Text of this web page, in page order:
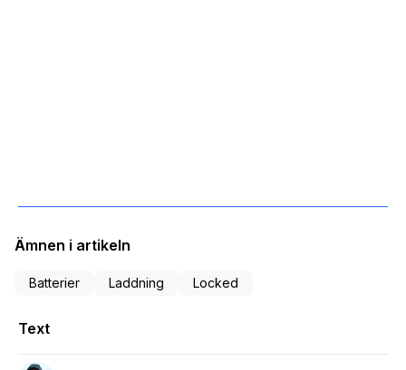
Ämnen i artikeln
Batterier Laddning Locked
Text